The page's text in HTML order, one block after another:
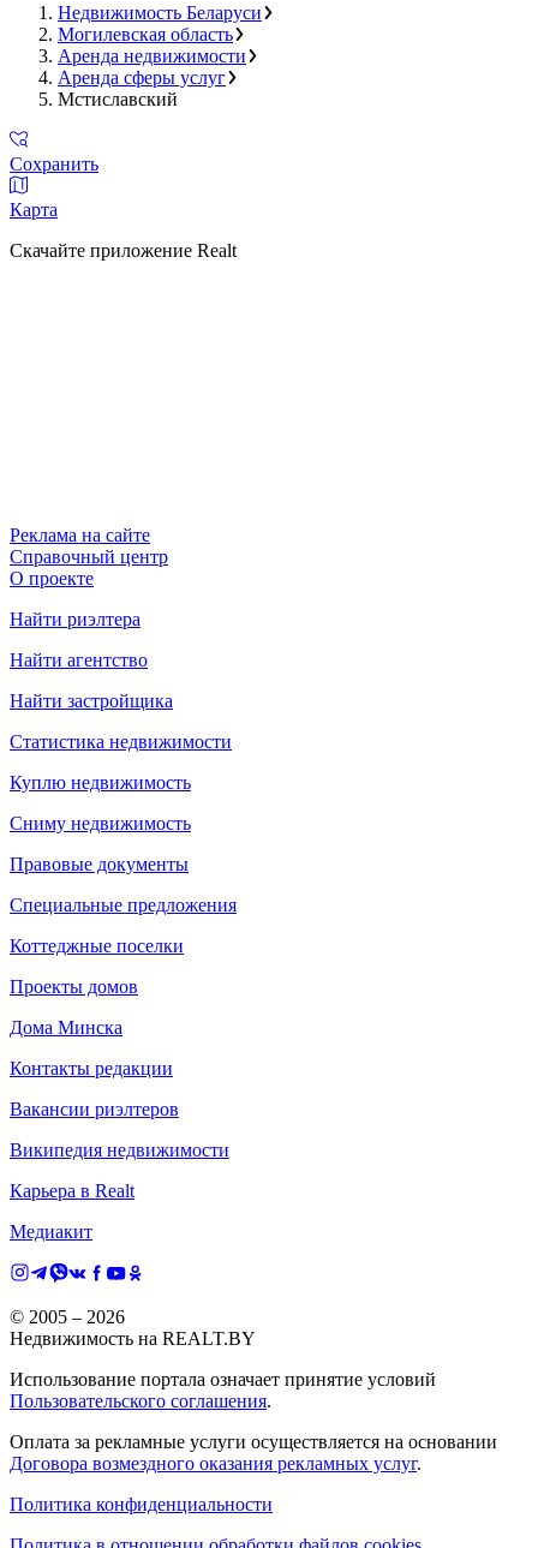
Недвижимость Беларуси
Могилевская область
Аренда недвижимости
Аренда сферы услуг
Мстиславский
Сохранить
Карта
Скачайте приложение Realt
Реклама на сайте
Справочный центр
О проекте
Найти риэлтера
Найти агентство
Найти застройщика
Статистика недвижимости
Куплю недвижимость
Сниму недвижимость
Правовые документы
Специальные предложения
Коттеджные поселки
Проекты домов
Дома Минска
Контакты редакции
Вакансии риэлтеров
Википедия недвижимости
Карьера в Realt
Медиакит
© 2005 – 2026
Недвижимость на REALT.BY
Использование портала означает принятие условий
Пользовательского соглашения.
Оплата за рекламные услуги осуществляется на основании
Договора возмездного оказания рекламных услуг.
Политика конфиденциальности